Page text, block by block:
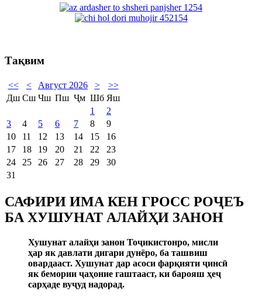
Тақвим
<< < Август 2026 >
>>
Дш Сш Чш Пш Ҷм Шб Яш
1
2
3
4 5 6 7 8
9
10
11 12 13 14 15
16
17
18 19 20 21 22
23
24
25 26 27 28 29
30
31
САФИРИ ИМА КЕН ГРОСС РОҶЕЪ
БА ХУШУНАТ АЛАЙҲИ ЗАНОН
Хушунат алайҳи занон Тоҷикистонро, мисли
ҳар як давлати дигари дунёро, ба ташвиш
овардааст. Хушунат дар асоси фарқияти ҷинсӣ
як бемории ҷаҳоние гаштааст, ки барояш ҳеҷ
сарҳаде вуҷуд надорад.